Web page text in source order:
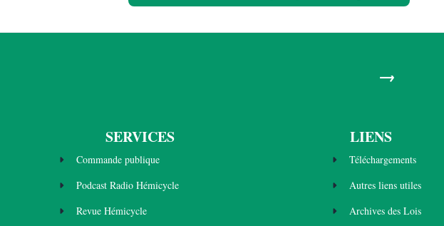
→
SERVICES
Commande publique
Podcast Radio Hémicycle
Revue Hémicycle
LIENS
Téléchargements
Autres liens utiles
Archives des Lois